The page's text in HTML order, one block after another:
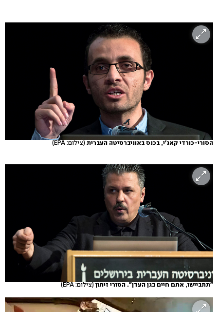
הסורי-כורדי קאג'י, בכנס באוניברסיטה העברית (צילום: EPA)
"תתביישו, אתם חיים בגן העדן". הסורי זיתון (צילום: EPA)